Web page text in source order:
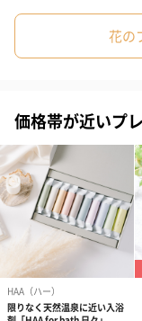
花の
価格帯が近いプ